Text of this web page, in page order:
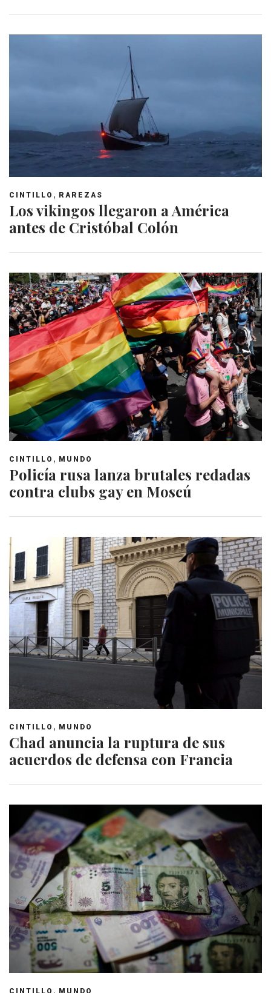
CINTILLO , RAREZAS
Los vikingos llegaron a América
antes de Cristóbal Colón
CINTILLO , MUNDO
Policía rusa lanza brutales redadas
contra clubs gay en Moscú
CINTILLO , MUNDO
Chad anuncia la ruptura de sus
acuerdos de defensa con Francia
,